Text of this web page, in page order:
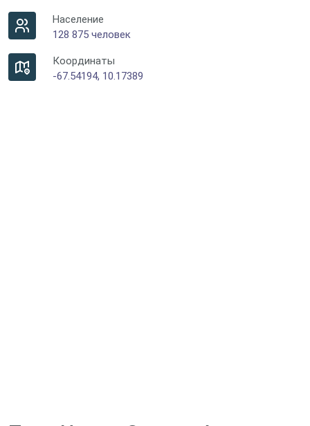
Население
128 875 человек
Координаты
-67.54194, 10.17389